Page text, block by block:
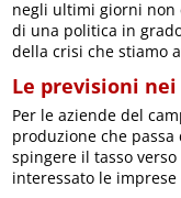
negli ultimi giorni non
di una politica in
della crisi che stiamo
Le previsioni
Per le aziende del
produzione che passa
spingere il tasso
interessato le imprese